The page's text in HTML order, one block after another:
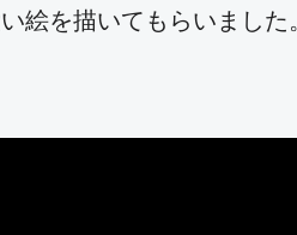
絵を描いてもらいました